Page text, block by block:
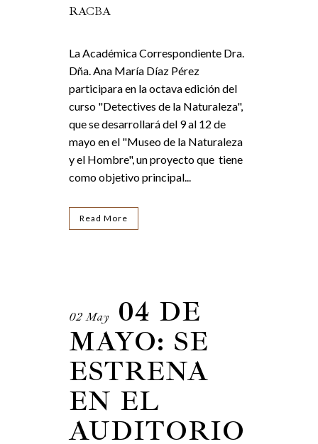
RACBA
La Académica Correspondiente Dra.
Dña. Ana María Díaz Pérez
participara en la octava edición del
curso "Detectives de la Naturaleza",
que se desarrollará del 9 al 12 de
mayo en el "Museo de la Naturaleza
y el Hombre", un proyecto que tiene
como objetivo principal...
Read More
02 May
04 DE
MAYO: SE
ESTRENA
EN EL
AUDITORIO